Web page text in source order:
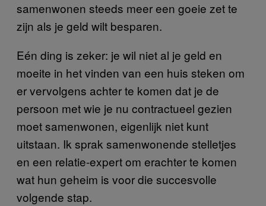
samenwonen steeds meer een goeie zet te
zijn als je geld wilt besparen.
Eén ding is zeker: je wil niet al je geld en
moeite in het vinden van een huis steken om
er vervolgens achter te komen dat je de
persoon met wie je nu contractueel gezien
moet samenwonen, eigenlijk niet kunt
uitstaan. Ik sprak samenwonende stelletjes
en een relatie-expert om erachter te komen
wat hun geheim is voor die succesvolle
volgende stap.